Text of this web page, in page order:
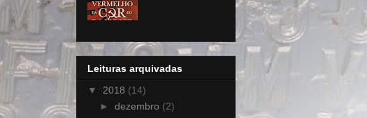
Leituras arquivadas
▼ 2018 (14)
► dezembro (2)